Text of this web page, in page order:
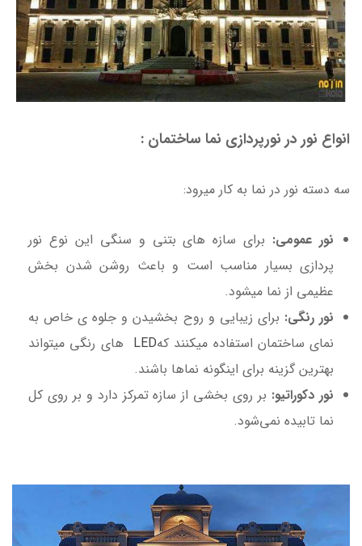
انواع نور در نورپردازی نما ساختمان :
سه دسته نور در نما به کار میرود:
نور عمومی: برای سازه های بتنی و سنگی این نوع نور
پردازی بسیار مناسب است و باعث روشن شدن بخش
عظیمی از نما میشود.
نور رنگی: برای زیبایی و روح بخشیدن و جلوه ی خاص به
نمای ساختمان استفاده میکنند کهLED های رنگی میتواند
بهترین گزینه برای اینگونه نماها باشند.
نور دکوراتیو: بر روی بخشی از سازه تمرکز دارد و بر روی کل
نما تابیده نمی‌شود.